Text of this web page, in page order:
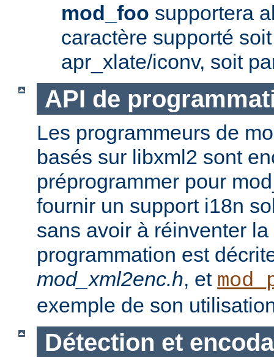
mod_foo supportera
caractère supporté
apr_xlate/iconv, soit
API de
Les programmeurs de
basés sur libxml2 sont
préprogrammer pour
fournir un support i18n
sans avoir à réinventer
programmation est
mod_xml2enc.h, et
exemple de son
Détection et